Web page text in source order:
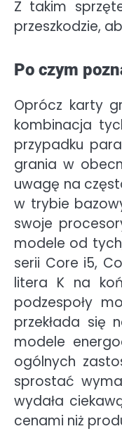
Z takim
przeszkodzie,
Po czym
Oprócz karty
kombinacja
przypadku
grania w
uwagę na
w trybie
swoje
modele od
serii Core i5,
litera K na
podzespoły
przekłada się
modele
ogólnych
sprostać
wydała
cenami niż